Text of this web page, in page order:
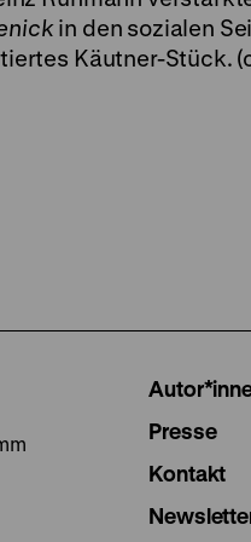
in den sozialen
Käutner-Stück.
Presse
Kontakt